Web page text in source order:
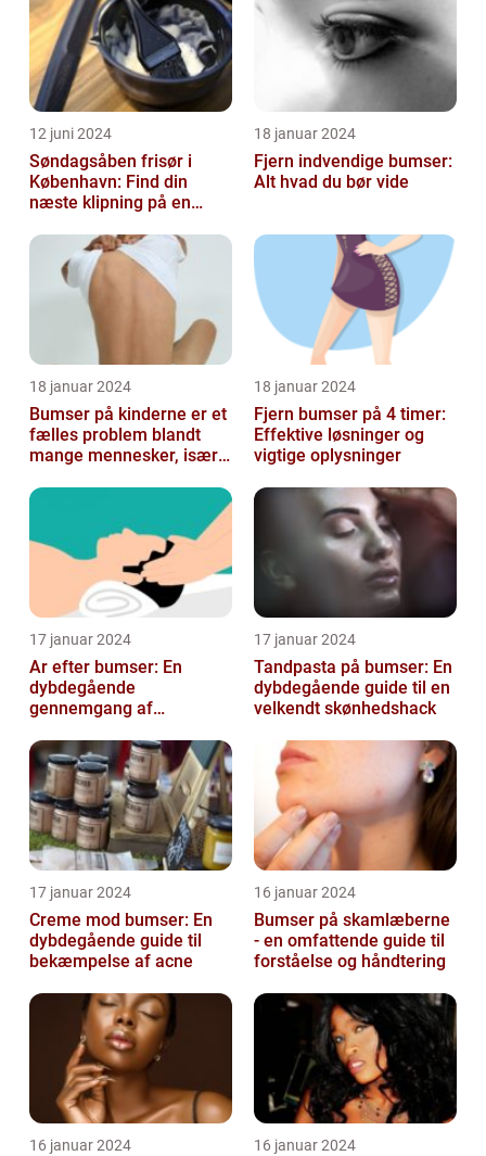
12 juni 2024
Søndagsåben frisør i
København: Find din
næste klipning på en
18 januar 2024
Fjern indvendige bumser:
Alt hvad du bør vide
18 januar 2024
Bumser på kinderne er et
fælles problem blandt
mange mennesker, især
kosmetikfor...
18 januar 2024
Fjern bumser på 4 timer:
Effektive løsninger og
vigtige oplysninger
17 januar 2024
Ar efter bumser: En
dybdegående
gennemgang af
og forebyggelse
17 januar 2024
Tandpasta på bumser: En
dybdegående guide til en
velkendt skønhedshack
17 januar 2024
Creme mod bumser: En
dybdegående guide til
bekæmpelse af acne
16 januar 2024
Bumser på skamlæberne
- en omfattende guide til
forståelse og håndtering
16 januar 2024 16 januar 2024